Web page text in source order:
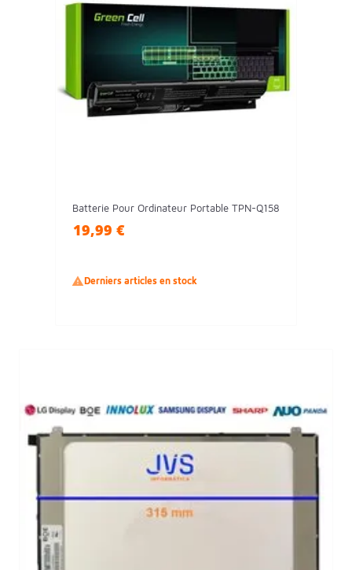
Batterie Pour Ordinateur Portable TPN-Q158
19,99 €
Derniers articles en stock